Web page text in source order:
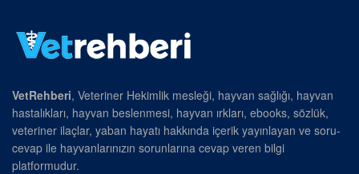
VetRehberi, Veteriner Hekimlik mesleği, hayvan sağlığı, hayvan
hastalıkları, hayvan beslenmesi, hayvan ırkları, ebooks, sözlük,
veteriner ilaçlar, yaban hayatı hakkında içerik yayınlayan ve soru-
cevap ile hayvanlarınızın sorunlarına cevap veren bilgi
platformudur.